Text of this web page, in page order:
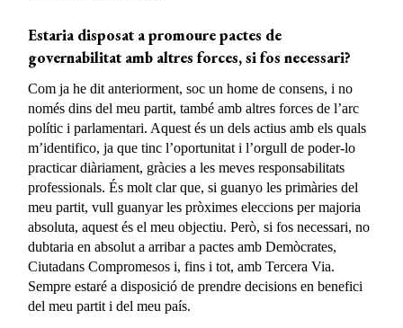
Estaria disposat a promoure pactes de
governabilitat amb altres forces, si fos necessari?
Com ja he dit anteriorment, soc un home de consens, i no
només dins del meu partit, també amb altres forces de l’arc
polític i parlamentari. Aquest és un dels actius amb els quals
m’identifico, ja que tinc l’oportunitat i l’orgull de poder-lo
practicar diàriament, gràcies a les meves responsabilitats
professionals. És molt clar que, si guanyo les primàries del
meu partit, vull guanyar les pròximes eleccions per majoria
absoluta, aquest és el meu objectiu. Però, si fos necessari, no
dubtaria en absolut a arribar a pactes amb Demòcrates,
Ciutadans Compromesos i, fins i tot, amb Tercera Via.
Sempre estaré a disposició de prendre decisions en benefici
del meu partit i del meu país.